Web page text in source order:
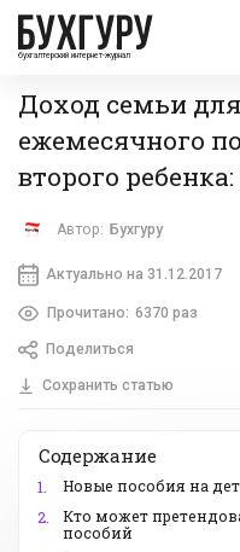
бухгалтерский интернет-журнал
Доход семьи
ежемесячного
второго
Автор: Бухгуру
Актуально на 31.12.2017
Прочитано: 6370 раз
Поделиться
Сохранить статью
Содержание
1.
Новые пособия на
2.
Кто может
пособий